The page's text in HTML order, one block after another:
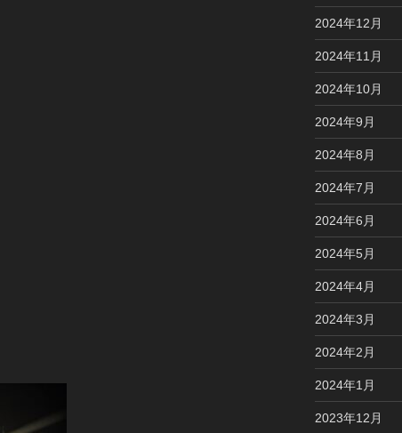
2024年12月
2024年11月
2024年10月
2024年9月
2024年8月
2024年7月
2024年6月
2024年5月
2024年4月
2024年3月
2024年2月
2024年1月
2023年12月